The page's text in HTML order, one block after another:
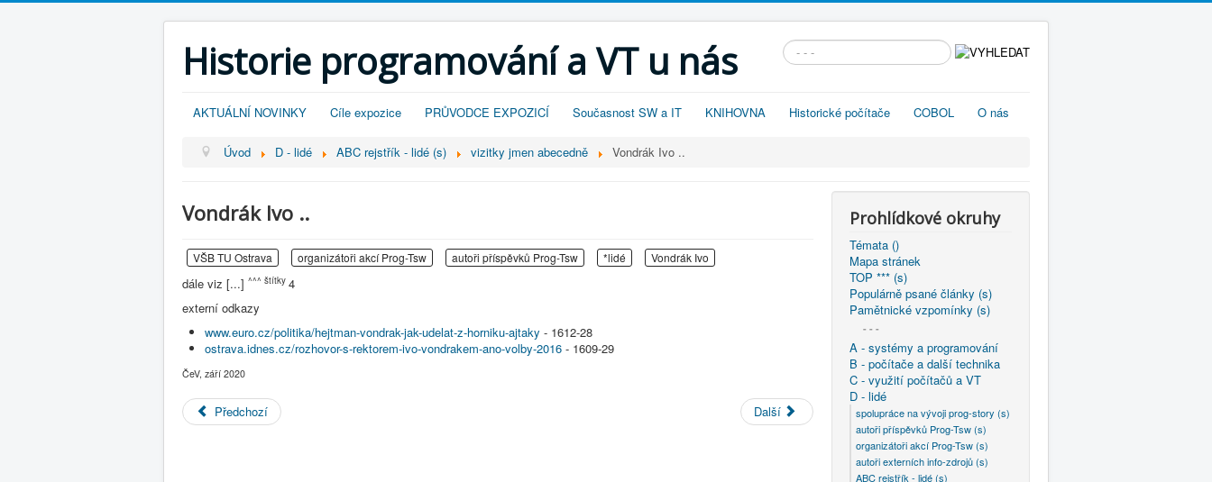
Historie programování a VT u nás Vyhledávání...
AKTUÁLNÍ NOVINKY Cíle expozice PRŮVODCE EXPOZICÍ Současnost SW a IT KNIHOVNA Historické počítače COBOL O nás
Úvod D - lidé ABC rejstřík - lidé (s) vizitky jmen abecedně Vondrák Ivo ..
Vondrák Ivo ..
VŠB TU Ostrava organizátoři akcí Prog-Tsw autoři příspěvků Prog-Tsw *lidé Vondrák Ivo
dále viz [...] ^^^ štítky 4
externí odkazy
www.euro.cz/politika/hejtman-vondrak-jak-udelat-z-horniku-ajtaky - 1612-28
ostrava.idnes.cz/rozhovor-s-rektorem-ivo-vondrakem-ano-volby-2016 - 1609-29
ČeV, září 2020
Předchozí Další
Prohlídkové okruhy
Témata ()
Mapa stránek
TOP *** (s)
Populárně psané články (s)
Pamětnické vzpomínky (s)
- - -
A - systémy a programování
B - počítače a další technika
C - využití počítačů a VT
D - lidé
spolupráce na vývoji prog-story (s)
autoři příspěvků Prog-Tsw (s)
organizátoři akcí Prog-Tsw (s)
autoři externích info-zdrojů (s)
ABC rejstřík - lidé (s)